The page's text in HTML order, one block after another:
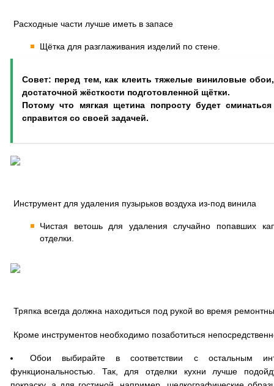
Расходные части лучше иметь в запасе
Щётка для разглаживания изделий по стене.
Совет: перед тем, как клеить тяжелые виниловые
достаточной жёсткости подготовленной щётки.
Потому что мягкая щетина попросту будет
справится со своей задачей.
Инструмент для удаления пузырьков воздуха из-под винила
Чистая ветошь для удаления случайно попавших
отделки.
Тряпка всегда должна находиться под рукой во время
Кроме инструментов необходимо позаботиться
Обои выбирайте в соответствии с остальным
функциональностью. Так, для отделки кухни лучше